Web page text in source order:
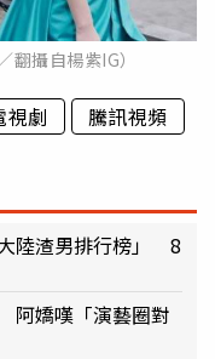
攝自楊紫IG）
視劇 騰訊視頻
陸渣男排行榜」 8
阿嬌嘆「演藝圈對